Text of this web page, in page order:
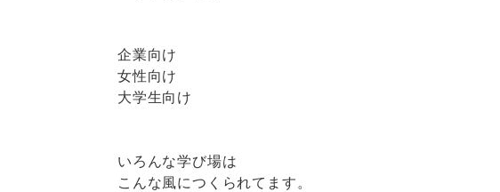
企業向け
女性向け
大学生向け
いろんな学び場は
こんな風につくられてます。